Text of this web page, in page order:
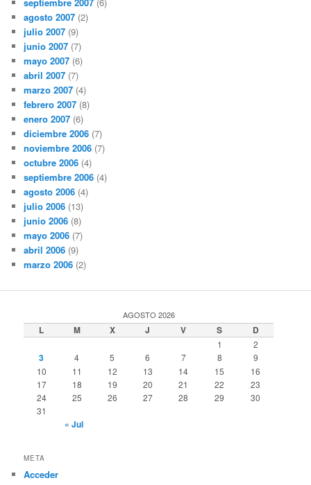
agosto 2007 (2)
julio 2007 (9)
junio 2007 (7)
mayo 2007 (6)
abril 2007 (7)
marzo 2007 (4)
febrero 2007 (8)
enero 2007 (6)
diciembre 2006 (7)
noviembre 2006 (7)
octubre 2006 (4)
septiembre 2006 (4)
agosto 2006 (4)
julio 2006 (13)
junio 2006 (8)
mayo 2006 (7)
abril 2006 (9)
marzo 2006 (2)
AGOSTO 2026
L M X J V S D
1 2
3 4 5 6 7 8
9
10
11 12 13 14 15
16
17
18 19 20 21 22
23
24
25 26 27 28 29
30
31
« Jul
META
Acceder